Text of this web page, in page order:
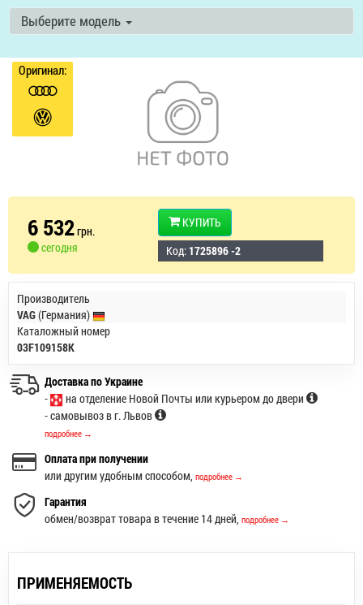
Выберите модель
Оригинал:
6 532грн.
сегодня
КУПИТЬ
Код: 1725896 -2
Производитель
VAG(Германия)
Каталожный номер
03F109158K
Доставка по Украине
-
на отделение Новой Почты или курьером до двери
- самовывоз в г. Львов
подробнее →
Оплата при получении
или другим удобным способом, подробнее →
Гарантия
обмен/возврат товара в течение 14 дней, подробнее →
ПРИМЕНЯЕМОСТЬ